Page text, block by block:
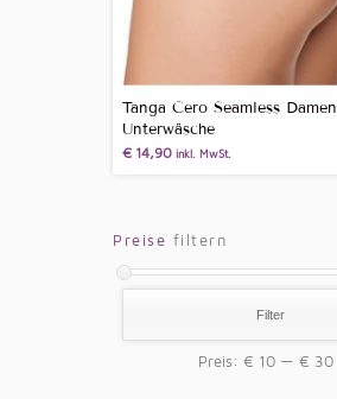
Tanga Cero Seamless Damen
Unterwäsche
€14,90 inkl. MwSt.
Preise filtern
Filter
Preis: € 10 — € 30